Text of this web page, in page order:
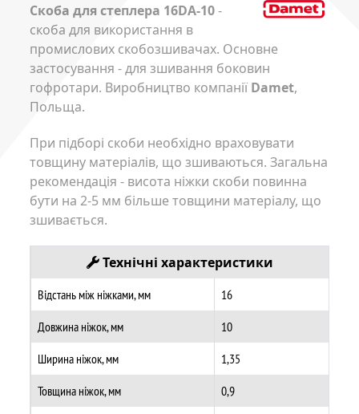
Скоба для степлера 16DA-10-
скоба для використання в
промислових скобозшивачах. Основне
застосування - для зшивання боковин
гофротари. Виробництво компанії Damet,
Польща.
При підборі скоби необхідно враховувати
товщину матеріалів, що зшиваються. Загальна
рекомендація - висота ніжки скоби повинна
бути на 2-5 мм більше товщини матеріалу, що
зшивається.
Технічні характеристики
Відстань між ніжками, мм
16
Довжина ніжок, мм
10
Ширина ніжок, мм
1,35
Товщина ніжок, мм
0,9